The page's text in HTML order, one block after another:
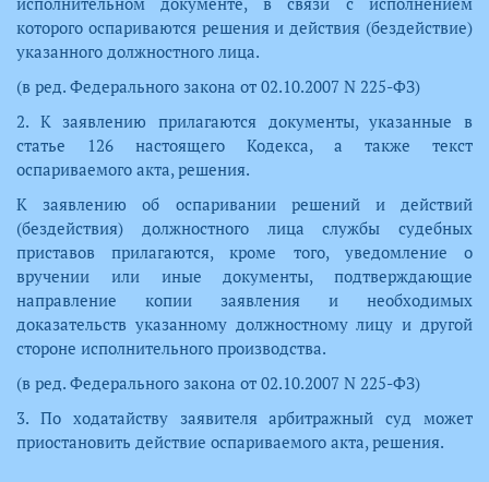
которого оспариваются решения и действия (бездействие)
указанного должностного лица.
(в ред. Федерального закона от 02.10.2007 N 225-ФЗ)
2. К заявлению прилагаются документы, указанные в
статье 126 настоящего Кодекса, а также текст
оспариваемого акта, решения.
К заявлению об оспаривании решений и действий
(бездействия) должностного лица службы судебных
приставов прилагаются, кроме того, уведомление о
вручении или иные документы, подтверждающие
направление копии заявления и необходимых
доказательств указанному должностному лицу и другой
стороне исполнительного производства.
(в ред. Федерального закона от 02.10.2007 N 225-ФЗ)
3. По ходатайству заявителя арбитражный суд может
приостановить действие оспариваемого акта, решения.